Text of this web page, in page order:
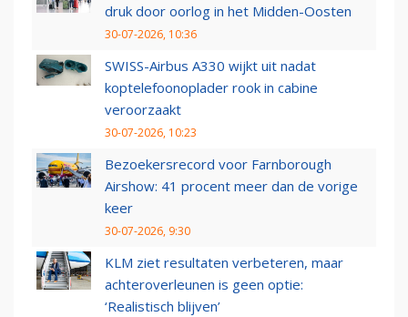
druk door oorlog in het Midden-Oosten
30-07-2026, 10:36
SWISS-Airbus A330 wijkt uit nadat
koptelefoonoplader rook in cabine
veroorzaakt
30-07-2026, 10:23
Bezoekersrecord voor Farnborough
Airshow: 41 procent meer dan de vorige
keer
30-07-2026, 9:30
KLM ziet resultaten verbeteren, maar
achteroverleunen is geen optie:
‘Realistisch blijven’